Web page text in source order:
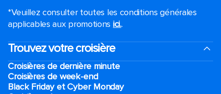
*Veuillez consulter toutes les conditions générales
applicables aux promotions ici..
Trouvez votre croisière
Croisières de dernière minute
Croisières de week-end
Black Friday et Cyber Monday